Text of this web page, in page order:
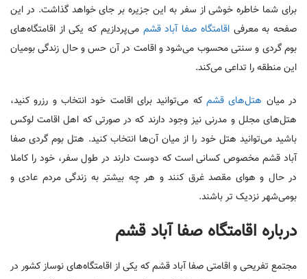
برای شما خاطره خوشی از سفر به این جزیره بر جای خواهد گذاشت. در این
صفحه به معرفیاقامتگاه صفا آباد قشم می‌پردازیم که یکی از اقامتگاه‌های
بوم گردی و سنتی محسوب می‌شود و اقامت در آن حس و حال زندگی بومیان
این منطقه را تداعی می‌کند.
در میان هتل‌های قشم که می‌توانید برای اقامت خود انتخاب و رزرو کنید،
هتل‌های مجلل و مدرنی نیز وجود دارند که در صورتی که اهل اقامت لوکس
باشید می‌توانید هتل خود را از میان آن‌ها انتخاب کنید. هتل بوم گردی صفا
آباد قشم مخصوص کسانی است که دوست دارند در طول سفر، خود را کاملا
در حال و هوای مقصد غرق کنند و هر چه بیشتر به زندگی مردم عادی و
بومی‌شهر نزدیک تر باشند.
درباره اقامتگاه صفا آباد قشم
مجتمع تفریحی و اقامتی صفا آباد قشم که یکی از اقامتگاه‌های نوساز کشور در